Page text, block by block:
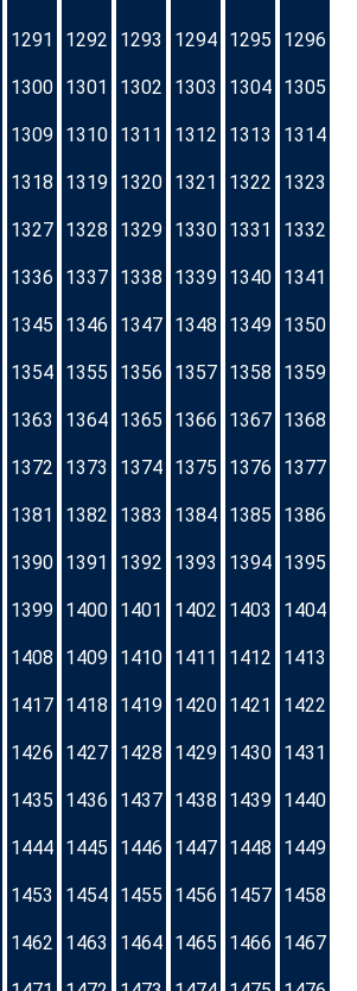
1291 1292 1293 1294 1295 1296
1300 1301 1302 1303 1304 1305
1309 1310 1311 1312 1313 1314
1318 1319 1320 1321 1322 1323
1327 1328 1329 1330 1331 1332
1336 1337 1338 1339 1340 1341
1345 1346 1347 1348 1349 1350
1354 1355 1356 1357 1358 1359
1363 1364 1365 1366 1367 1368
1372 1373 1374 1375 1376 1377
1381 1382 1383 1384 1385 1386
1390 1391 1392 1393 1394 1395
1399 1400 1401 1402 1403 1404
1408 1409 1410 1411 1412 1413
1417 1418 1419 1420 1421 1422
1426 1427 1428 1429 1430 1431
1435 1436 1437 1438 1439 1440
1444 1445 1446 1447 1448 1449
1453 1454 1455 1456 1457 1458
1462 1463 1464 1465 1466 1467